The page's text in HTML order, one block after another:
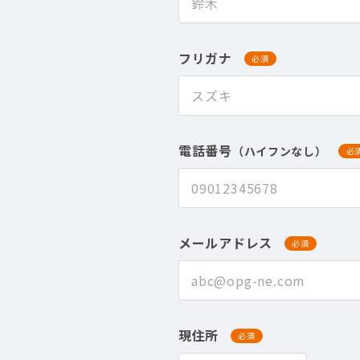
フリガナ 必須
電話番号 （ハイフンなし） 必
メールアドレス 必須
現住所 必須